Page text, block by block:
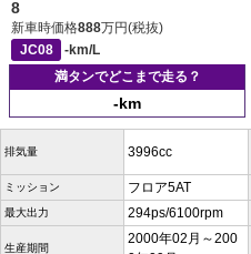
8
新車時価格888万円(税抜)
JC08
-km/L
満タンでどこまで走る？
-km
排気量 3996cc
ミッション フロア5AT
最大出力 294ps/6100rpm
生産期間
2000年02月～200